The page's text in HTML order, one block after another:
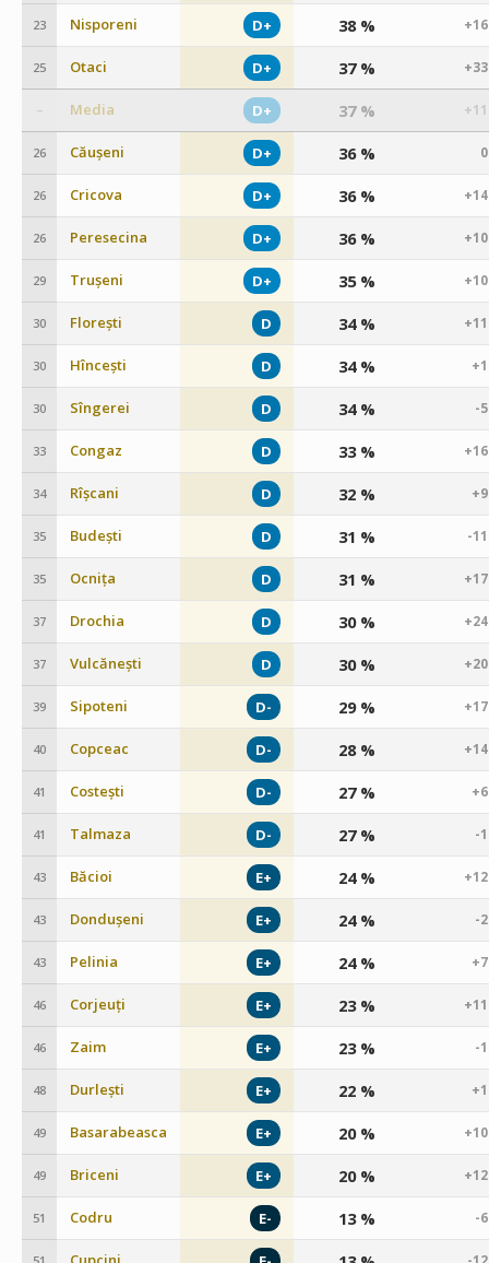
23 Nisporeni D+ 38 %
25 Otaci D+ 37 %
– Media D+ 37 %
26 Căușeni D+ 36 %
26 Cricova D+ 36 %
26 Peresecina D+ 36 %
29 Trușeni D+ 35 %
30 Florești D 34 %
30 Hîncești D 34 %
30 Sîngerei D 34 % -
33 Congaz D 33 %
34 Rîșcani D 32 %
35 Budești D 31 % -
35 Ocnița D 31 %
37 Drochia D 30 %
37 Vulcănești D 30 %
39 Sipoteni D- 29 %
40 Copceac D- 28 %
41 Costești D- 27 %
41 Talmaza D- 27 % -
43 Băcioi E+ 24 %
43 Dondușeni E+ 24 % -
43 Pelinia E+ 24 %
46 Corjeuți E+ 23 %
46 Zaim E+ 23 % -
48 Durlești E+ 22 %
49 Basarabeasca E+ 20 %
49 Briceni E+ 20 %
51 Codru E- 13 % -